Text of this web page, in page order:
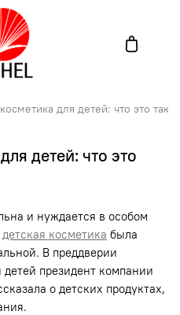
для детей: что это
детей: что это
и нуждается в особом
детская косметика была
В преддверии
президент компании
о детских продуктах,